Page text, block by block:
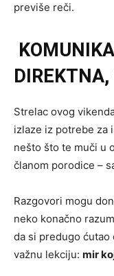
previše reči.
Strelac ovog
izlaze iz potrebe za
nešto što te muči u
članom porodice –
Razgovori mogu
neko konačno
da si predugo ćutao
važnu lekciju: mir